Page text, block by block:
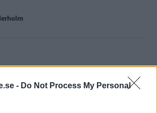
- Do Not Process My Personal